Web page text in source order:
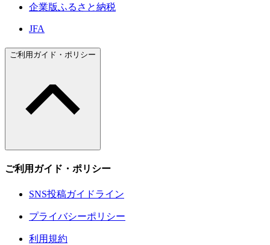
企業版ふるさと納税
JFA
ご利用ガイド・ポリシー
ご利用ガイド・ポリシー
SNS投稿ガイドライン
プライバシーポリシー
利用規約